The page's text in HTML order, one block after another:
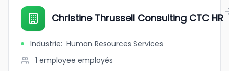
Christine Thrussell Consulting CTC HR
Industrie: Human Resources Services
1 employee employés